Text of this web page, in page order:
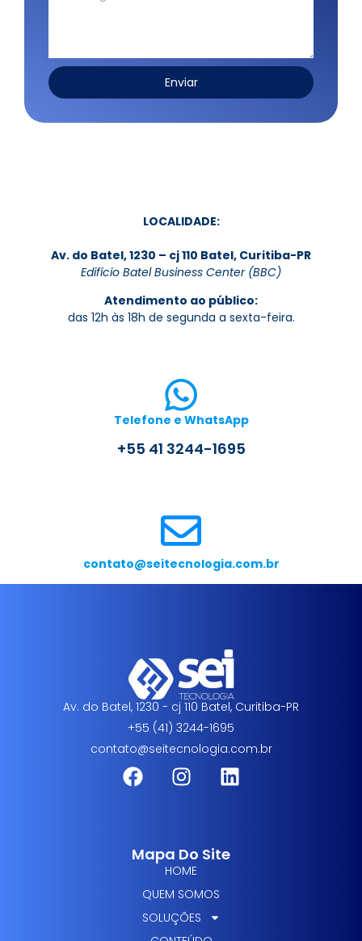
Enviar
LOCALIDADE:
Av. do Batel, 1230 – cj 110 Batel, Curitiba-PR
Edifício Batel Business Center (BBC)
Atendimento ao público:
das 12h às 18h de segunda a sexta-feira.
Telefone e WhatsApp
+55 41 3244-1695
contato@seitecnologia.com.br
Av. do Batel, 1230 - cj 110 Batel, Curitiba-PR
+55 (41) 3244-1695
contato@seitecnologia.com.br
Mapa Do Site
HOME
QUEM SOMOS
SOLUÇÕES